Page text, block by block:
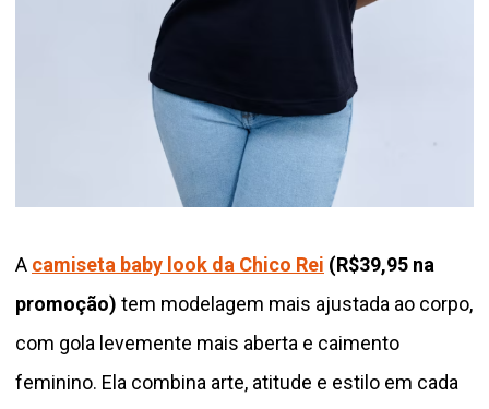
A camiseta baby look da Chico Rei (R$39,95 na
promoção) tem modelagem mais ajustada ao corpo,
com gola levemente mais aberta e caimento
feminino. Ela combina arte, atitude e estilo em cada